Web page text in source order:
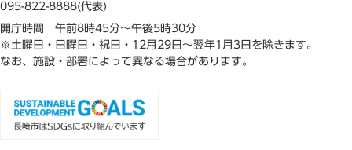
095-822-8888(代表)
開庁時間 午前8時45分～午後5時30分
※土曜日・日曜日・祝日・12月29日～翌年1月3日を除きます。
なお、施設・部署によって異なる場合があります。